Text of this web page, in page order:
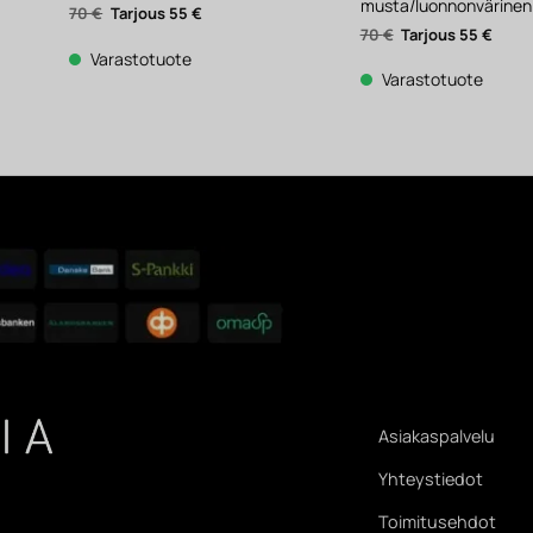
70€ Alkuperäinen
hinta
70 €.
55€
Varastotuote
musta/luonnonvärinen
70€ Alkuperäinen
hinta
70 €.
55€
Varastotuote
Asiakaspalvelu
Yhteystiedot
Toimitusehdot